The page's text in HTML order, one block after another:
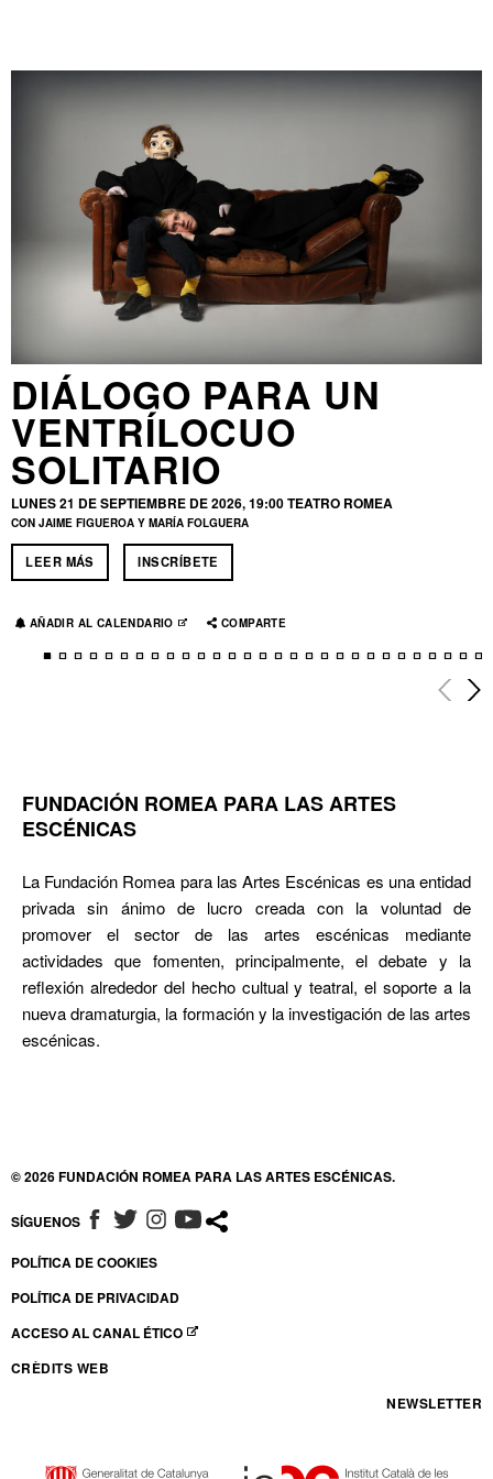
DIÁLOGO PARA UN
VENTRÍLOCUO
SOLITARIO
LUNES 21 DE SEPTIEMBRE DE 2026, 19:00TEATRO ROMEA
CON JAIME FIGUEROA Y MARÍA FOLGUERA
LEER MÁS INSCRÍBETE
AÑADIR AL CALENDARIO ABRE EN NUEVA VENTANA
COMPARTE
FUNDACIÓN ROMEA PARA LAS ARTES
ESCÉNICAS
La Fundación Romea para las Artes Escénicas es una entidad
privada sin ánimo de lucro creada con la voluntad de
promover el sector de las artes escénicas mediante
actividades que fomenten, principalmente, el debate y la
reflexión alrededor del hecho cultual y teatral, el soporte a la
nueva dramaturgia, la formación y la investigación de las artes
escénicas.
© 2026 FUNDACIÓN ROMEA PARA LAS ARTES ESCÉNICAS.
SÍGUENOS ABRE EN NUEVA VENTANA
ABRE EN NUEVA VENTANA
ABRE EN NUEVA VENTANA
ABRE EN NUEVA VENTANA
POLÍTICA DE COOKIES
POLÍTICA DE PRIVACIDAD
ACCESO AL CANAL ÉTICO
ABRE EN NUEVA VENTANA
CRÈDITS WEB
NEWSLETTER